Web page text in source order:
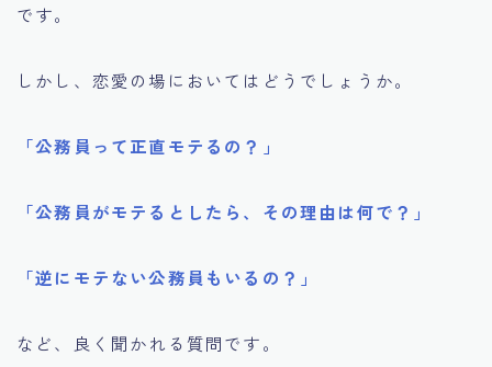
です。
しかし、恋愛の場においてはどうでしょうか。
「公務員って正直モテるの？」
「公務員がモテるとしたら、その理由は何で？」
「逆にモテない公務員もいるの？」
など、良く聞かれる質問です。